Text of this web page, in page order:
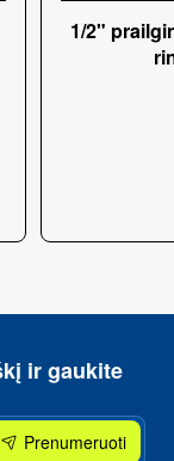
1/2"
ir gaukite
Prenumeruoti